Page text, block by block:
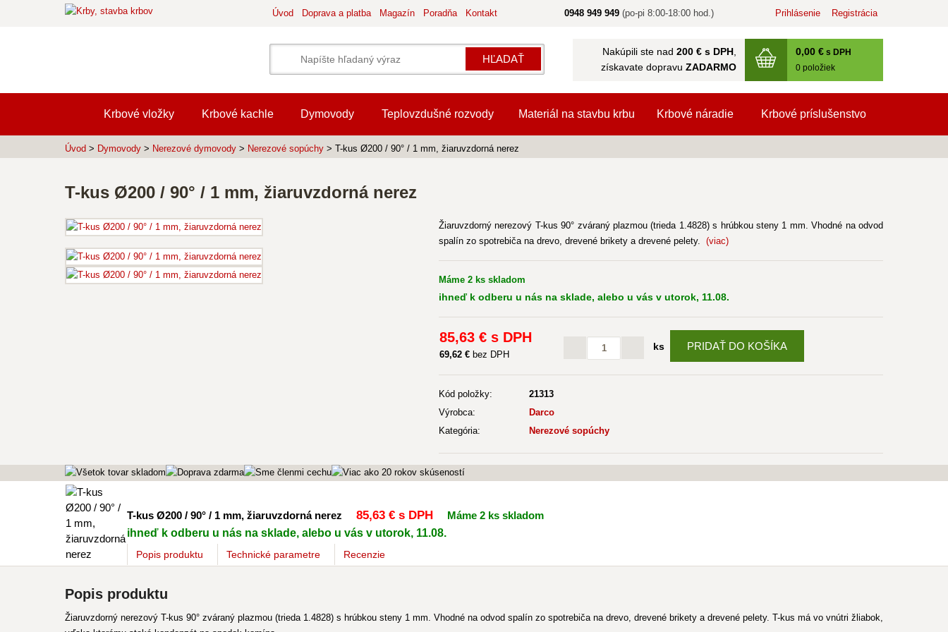
HĽADAŤ
Nakúpili ste nad 200 € s DPH ,
získavate dopravu ZADARMO
0,00 € s DPH
0 položiek
Prihlásenie Registrácia
0948 949 949 (po-pi 8:00-18:00 hod.)
Úvod Doprava a platba Magazín Poradňa Kontakt
Krbové vložky Krbové kachle Dymovody Teplovzdušné rozvody Materiál na stavbu krbu Krbové náradie Krbové príslušenstvo
Úvod > Dymovody > Nerezové dymovody > Nerezové sopúchy > T-kus Ø200 / 90° / 1 mm, žiaruvzdorná nerez
T-kus Ø200 / 90° / 1 mm, žiaruvzdorná nerez
Žiaruvzdorný nerezový T-kus 90° zváraný plazmou (trieda 1.4828) s hrúbkou steny 1 mm. Vhodné na odvod
spalín zo spotrebiča na drevo, drevené brikety a drevené pelety. (viac)
Máme 2 ks skladom
ihneď k odberu u nás na sklade, alebo u vás v utorok, 11.08.
85,63 € s DPH
69,62 € bez DPH
ks PRIDAŤ DO KOŠÍKA
Kód položky:
21313
Výrobca:
Darco
Kategória:
Nerezové sopúchy
T-kus Ø200 / 90° / 1 mm, žiaruvzdorná nerez 85,63 € s DPH Máme 2 ks skladom
ihneď k odberu u nás na sklade, alebo u vás v utorok, 11.08.
Popis produktu Technické parametre Recenzie
Popis produktu
Žiaruvzdorný nerezový T-kus 90° zváraný plazmou (trieda 1.4828) s hrúbkou steny 1 mm. Vhodné na odvod spalín zo spotrebiča na drevo, drevené brikety a drevené pelety. T-kus má vo vnútri žliabok,